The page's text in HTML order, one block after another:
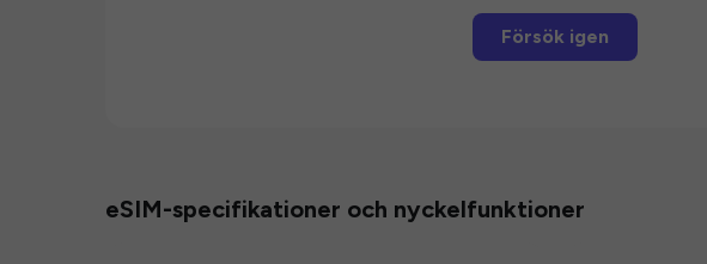
Försök igen
eSIM-specifikationer och nyckelfunktioner